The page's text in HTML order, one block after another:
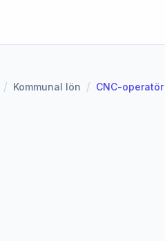
/ Kommunal lön / CNC-